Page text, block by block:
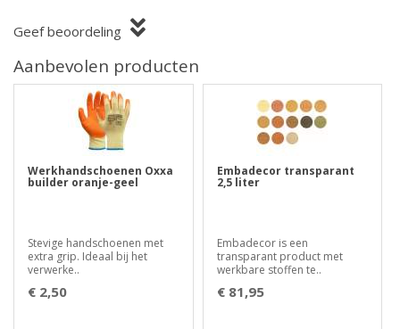
Geef beoordeling
Aanbevolen producten
Werkhandschoenen Oxxa
builder oranje-geel
Stevige handschoenen met
extra grip. Ideaal bij het
verwerke..
€ 2,50
Embadecor transparant
2,5 liter
Embadecor is een
transparant product met
werkbare stoffen te..
€ 81,95